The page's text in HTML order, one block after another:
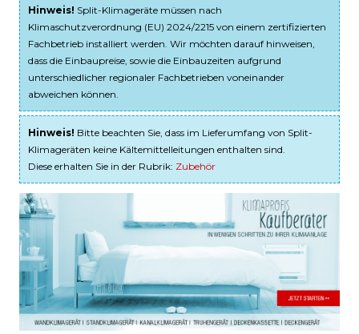
Hinweis! Split-Klimageräte müssen nach
Klimaschutzverordnung (EU) 2024/2215 von einem zertifizierten
Fachbetrieb installiert werden. Wir möchten darauf hinweisen,
dass die Einbaupreise, sowie die Einbauzeiten aufgrund
unterschiedlicher regionaler Fachbetrieben voneinander
abweichen können.
Hinweis! Bitte beachten Sie, dass im Lieferumfang von Split-
Klimageräten keine Kältemittelleitungen enthalten sind.
Diese erhalten Sie in der Rubrik: Zubehör